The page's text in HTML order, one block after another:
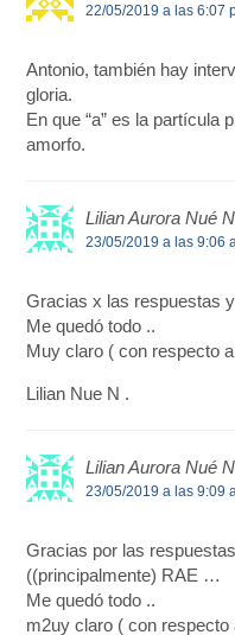
22/05/2019 a las 6:07
Antonio, también hay
gloria.
En que “a” es la partícula
amorfo.
Lilian Aurora Nué
23/05/2019 a las 9:06
Gracias x las respuestas
Me quedó todo ..
Muy claro ( con respecto
Lilian Nue N .
Lilian Aurora Nué
23/05/2019 a las 9:09
Gracias por las
((principalmente) RAE …
Me quedó todo ..
m2uy claro ( con respecto